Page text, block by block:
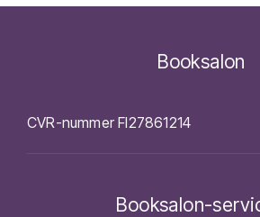
Booksalon
CVR-nummer FI27861214
Booksalon-